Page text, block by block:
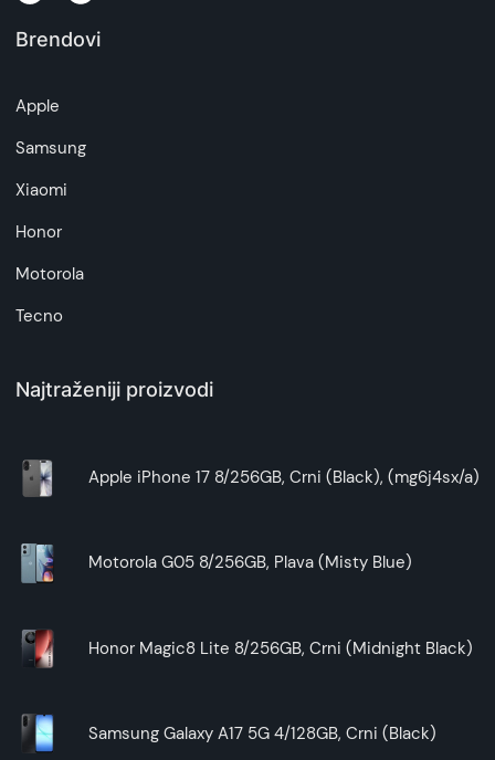
Napomena:
da garantuje da su svi podaci apsolutno ispravni.
Brendovi
Apple
Samsung
Xiaomi
Honor
Motorola
Tecno
Najtraženiji proizvodi
Apple iPhone 17 8/256GB, Crni (Black), (mg6j4sx/a)
Motorola G05 8/256GB, Plava (Misty Blue)
Honor Magic8 Lite 8/256GB, Crni (Midnight Black)
Samsung Galaxy A17 5G 4/128GB, Crni (Black)